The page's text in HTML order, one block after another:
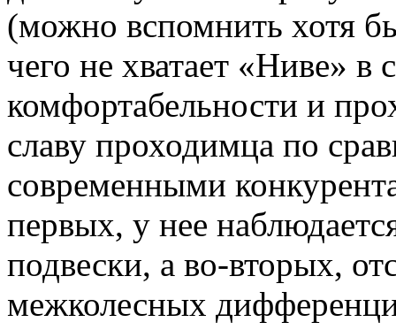
(можно вспомнить хотя
чего не хватает «Ниве» в
комфортабельности и
славу проходимца по
современными
первых, у нее
подвески, а во-вторых,
межколесных